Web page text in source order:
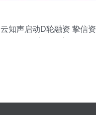
云知声启动D轮融资 挚信